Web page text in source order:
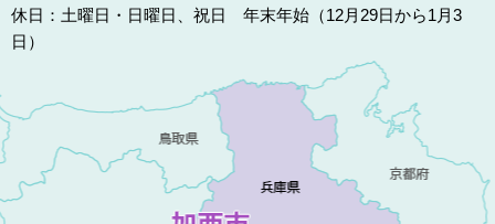
休日：土曜日・日曜日、祝日 年末年始（12月29日から1月3
日）